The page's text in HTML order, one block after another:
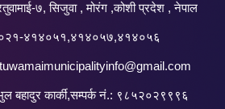
७, सिजुवा , मोरंग ,कोशी प्रदेश , नेपाल
४१४०५१,४१४०५७,४१४०५६
बहादुर कार्की,सम्पर्क नं.: ९८५२०२९९९६